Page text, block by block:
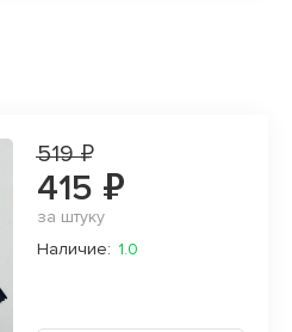
519 ₽
415 ₽
за штуку
Наличие: 1.0